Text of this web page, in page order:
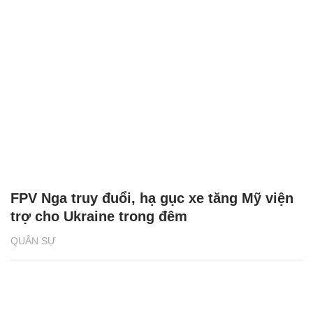
QUÂN SỰ
FPV Nga truy đuổi, hạ gục xe tăng Mỹ viện
trợ cho Ukraine trong đêm